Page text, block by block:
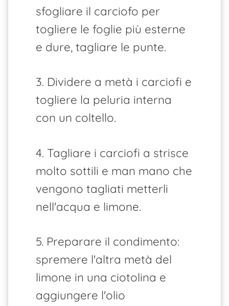
sfogliare il carciofo per
togliere le foglie più esterne
e dure, tagliare le punte.
3. Dividere a metà i carciofi e
togliere la peluria interna
con un coltello.
4. Tagliare i carciofi a strisce
molto sottili e man mano che
vengono tagliati metterli
nell'acqua e limone.
5. Preparare il condimento:
spremere l'altra metà del
limone in una ciotolina e
aggiungere l'olio